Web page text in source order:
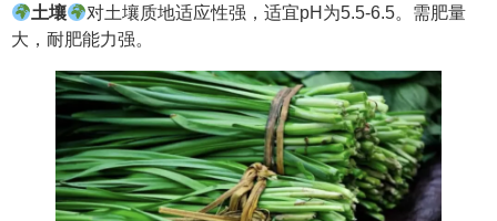
土壤
对土壤质地适应性强，适宜pH为5.5-6.5。需肥量
大，耐肥能力强。